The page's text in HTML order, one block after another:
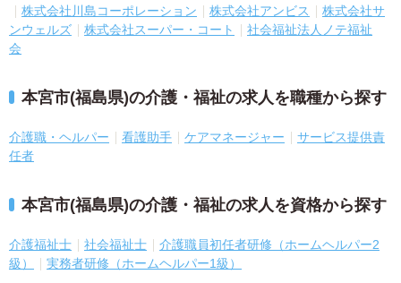
株式会社川島コーポレーション
株式会社アンビス
株式会社サ
ンウェルズ
株式会社スーパー・コート
社会福祉法人ノテ福祉
会
本宮市(福島県)の介護・福祉の求人を職種から探す
介護職・ヘルパー 看護助手 ケアマネージャー
サービス提供責
任者
本宮市(福島県)の介護・福祉の求人を資格から探す
介護福祉士 社会福祉士
介護職員初任者研修（ホームヘルパー2
級）
実務者研修（ホームヘルパー1級）